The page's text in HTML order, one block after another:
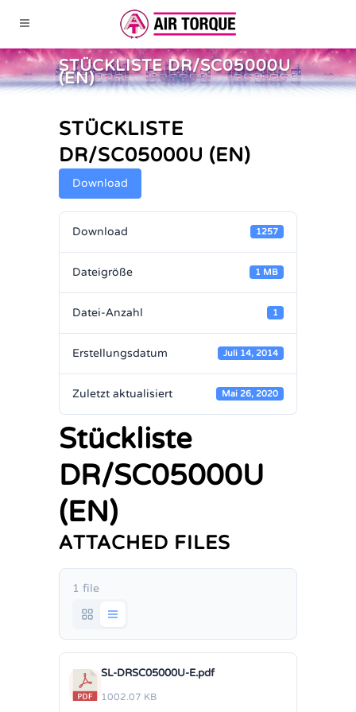
STÜCKLISTE DR/SC05000U
(EN)
STÜCKLISTE
DR/SC05000U (EN)
Download
Download 1257
Dateigröße 1 MB
Datei-Anzahl 1
Erstellungsdatum Juli 14, 2014
Zuletzt aktualisiert Mai 26, 2020
Stückliste
DR/SC05000U
(EN)
ATTACHED FILES
1 file
SL-DRSC05000U-E.pdf
1002.07 KB